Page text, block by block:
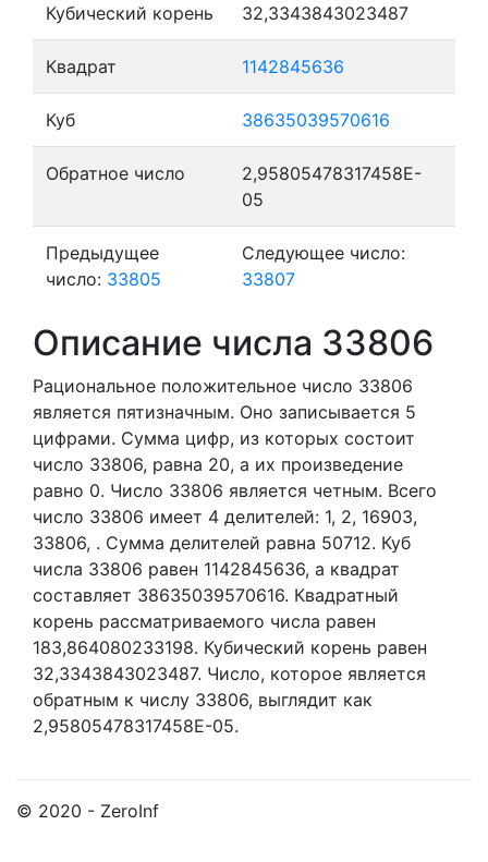
Кубический корень 32,3343843023487
Квадрат 1142845636
Куб 38635039570616
Обратное число
2,95805478317458E-
05
Предыдущее
число: 33805
Следующее число:
33807
Описание числа 33806
Рациональное положительное число 33806
является пятизначным. Оно записывается 5
цифрами. Сумма цифр, из которых состоит
число 33806, равна 20, а их произведение
равно 0. Число 33806 является четным. Всего
число 33806 имеет 4 делителей: 1, 2, 16903,
33806, . Сумма делителей равна 50712. Куб
числа 33806 равен 1142845636, а квадрат
составляет 38635039570616. Квадратный
корень рассматриваемого числа равен
183,864080233198. Кубический корень равен
32,3343843023487. Число, которое является
обратным к числу 33806, выглядит как
2,95805478317458E-05.
© 2020 - ZeroInf